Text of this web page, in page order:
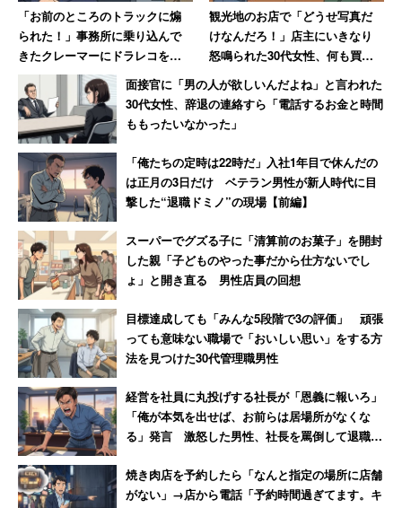
2017年5月、厚生労働省は、労働基準関係法違反の疑いで
送検となった国内企業をリスト化したブラック企業リスト
を公表した。このリストには中小企業だけでなく、パナソ
ニックやHISなどの大企業・日本郵便・電通・水道局など
400もの社名が掲載されている。
過重労働は一部の企業の問題だけではないということがわ
かるだろう。こうしたブラック企業による被害は、時とし
て従業員だけでなく、その家族にも及ぶ。たとえば、子ど
ものいる家庭で父親がブラック企業で働いていると、母親
に育児の負担が集中してしまいかねない。激務に苦しむ夫
に育児の悩みを相談することさえできず、ワンオペ育児の
ひどい孤独感に苛まれていた女性の例もある【→詳しく見
る】。
ブラック企業を見極めるために！特徴を詳し
く知ろう
「お前のところのトラックに煽
られた！」事務所に乗り込んで
きたクレーマーにドラレコを見
せた結果→蛇行運転が発覚し
「逃げるように去っていった」
観光地のお店で「どうせ写真だ
けなんだろ！」店主にいきなり
怒鳴られた30代女性、何も買わ
面接官に「男の人が欲しいんだよね」と言われた
30代女性、辞退の連絡すら「電話するお金と時間
ももったいなかった」
「俺たちの定時は22時だ」入社1年目で休んだの
は正月の3日だけ ベテラン男性が新人時代に目
撃した“退職ドミノ”の現場【前編】
スーパーでグズる子に「清算前のお菓子」を開封
した親「子どものやった事だから仕方ないでし
ょ」と開き直る 男性店員の回想
目標達成しても「みんな5段階で3の評価」 頑張
っても意味ない職場で「おいしい思い」をする方
法を見つけた30代管理職男性
経営を社員に丸投げする社長が「恩義に報いろ」
「俺が本気を出せば、お前らは居場所がなくな
る」発言 激怒した男性、社長を罵倒して退職
焼き肉店を予約したら「なんと指定の場所に店舗
がない」→店から電話「予約時間過ぎてます。キ